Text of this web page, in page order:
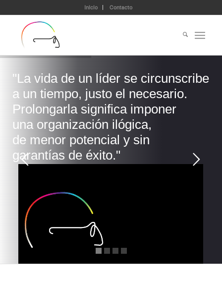
Inicio Contacto
"La vida de un líder se circunscribe
a un tiempo, justo el necesario.
Prolongarla significa imponer
una organización ilógica,
de menor potencial y sin
garantías de éxito."